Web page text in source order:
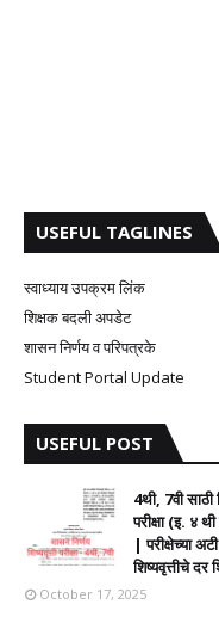
USEFUL TAGLINES
स्वाध्याय उपक्रम लिंक
शिक्षक बदली अपडेट
शासन निर्णय व परिपत्रके
Student Portal Update
USEFUL POST
4थी, 7वी साठी
परीक्षा (इ. ४
| परीक्षेच्या
शिष्यवृत्तीचे दर
October 17, 2025